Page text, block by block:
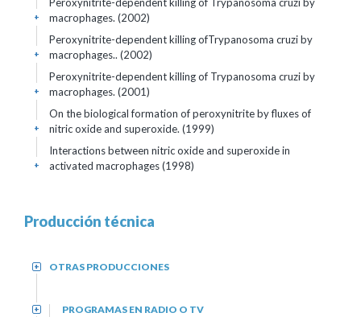
macrophages. (2002)
+
Peroxynitrite-dependent killing ofTrypanosoma cruzi by
macrophages.. (2002)
+
Peroxynitrite-dependent killing of Trypanosoma cruzi by
macrophages. (2001)
+
On the biological formation of peroxynitrite by fluxes of
nitric oxide and superoxide. (1999)
+
Interactions between nitric oxide and superoxide in
activated macrophages (1998)
+
Producción técnica
OTRAS PRODUCCIONES
+
PROGRAMAS EN RADIO O TV
+